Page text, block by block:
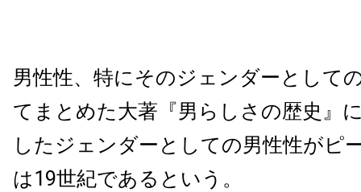
男性性、特にそのジェンダーとして
てまとめた大著『男らしさの歴史』
したジェンダーとしての男性性がピ
は19世紀であるという。